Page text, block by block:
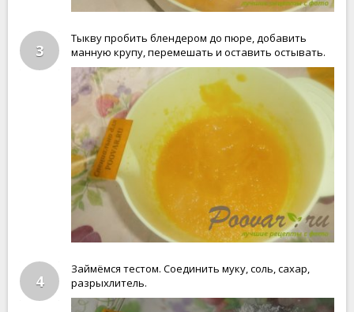
3
Тыкву пробить блендером до пюре, добавить
манную крупу, перемешать и оставить остывать.
4
Займёмся тестом. Соединить муку, соль, сахар,
разрыхлитель.